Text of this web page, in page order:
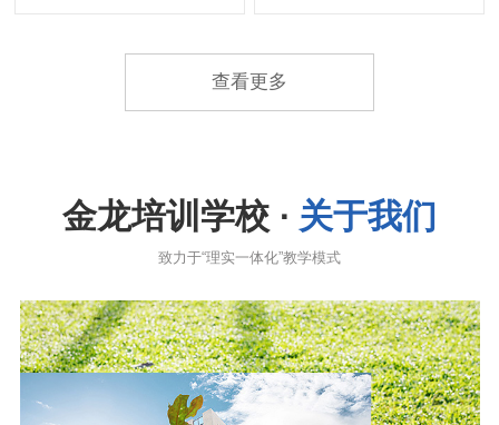
查看更多
金龙培训学校 · 关于我们
致力于“理实一体化”教学模式